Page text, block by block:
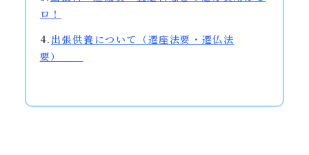
ロ！
4. 出張供養 について（遷座法要・遷仏法
要）